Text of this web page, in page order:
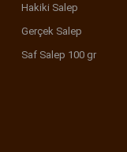
Hakiki Salep
Gerçek Salep
Saf Salep 100 gr